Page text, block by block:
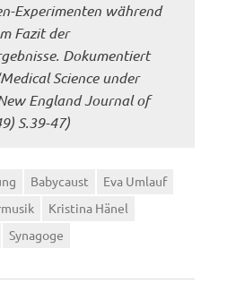
Experimenten während
Fazit der
Dokumentiert
Science under
England Journal of
S.39-47)
Babycaust
Eva Umlauf
Kristina Hänel
Synagoge